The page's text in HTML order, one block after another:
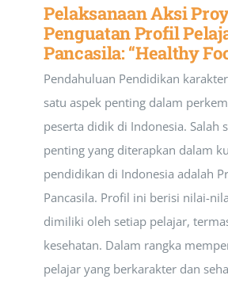
Pelaksanaan Aksi
Penguatan Profil
Pancasila: “Healthy
Pendahuluan Pendidikan
satu aspek penting dalam
peserta didik di Indonesia. Salah
penting yang diterapkan dalam
pendidikan di Indonesia adalah
Pancasila. Profil ini berisi nilai-
dimiliki oleh setiap pelajar,
kesehatan. Dalam rangka
pelajar yang berkarakter dan